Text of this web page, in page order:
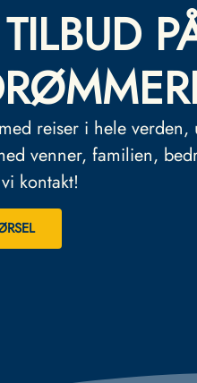
reiser i hele verden,
venner, familien,
kontakt!